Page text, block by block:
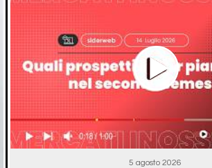
5 agosto 2026